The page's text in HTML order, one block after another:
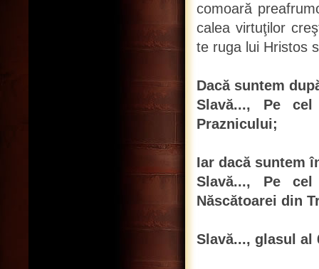
comoară
calea virtuţilor
te ruga lui Hristos
Dacă suntem
Slavă..., Pe
Praznicului;
Iar dacă suntem
Slavă..., Pe
Născătoarei din
Slavă..., glasul al